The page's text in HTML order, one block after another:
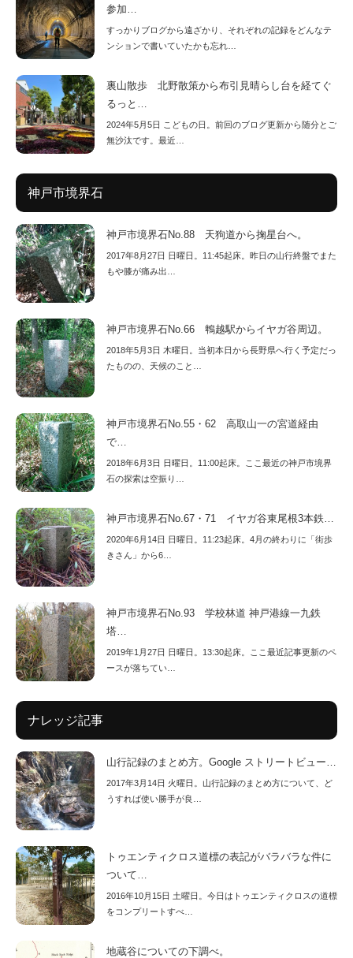
参加…
すっかりブログから遠ざかり、それぞれの記録をどんなテ
ンションで書いていたかも忘れ…
裏山散歩 北野散策から布引見晴らし台を経てぐ
るっと…
2024年5月5日 こどもの日。前回のブログ更新から随分とご
無沙汰です。最近…
神戸市境界石
神戸市境界石No.88 天狗道から掬星台へ。
2017年8月27日 日曜日。11:45起床。昨日の山行終盤でまた
もや膝が痛み出…
神戸市境界石No.66 鵯越駅からイヤガ谷周辺。
2018年5月3日 木曜日。当初本日から長野県へ行く予定だっ
たものの、天候のこと…
神戸市境界石No.55・62 高取山一の宮道経由
で…
2018年6月3日 日曜日。11:00起床。ここ最近の神戸市境界
石の探索は空振り…
神戸市境界石No.67・71 イヤガ谷東尾根3本鉄…
2020年6月14日 日曜日。11:23起床。4月の終わりに「街歩
きさん」から6…
神戸市境界石No.93 学校林道 神戸港線一九鉄
塔…
2019年1月27日 日曜日。13:30起床。ここ最近記事更新のペ
ースが落ちてい…
ナレッジ記事
山行記録のまとめ方。Google ストリートビュー…
2017年3月14日 火曜日。山行記録のまとめ方について、ど
うすれば使い勝手が良…
トゥエンティクロス道標の表記がバラバラな件に
ついて…
2016年10月15日 土曜日。今日はトゥエンティクロスの道標
をコンプリートすべ…
地蔵谷についての下調べ。